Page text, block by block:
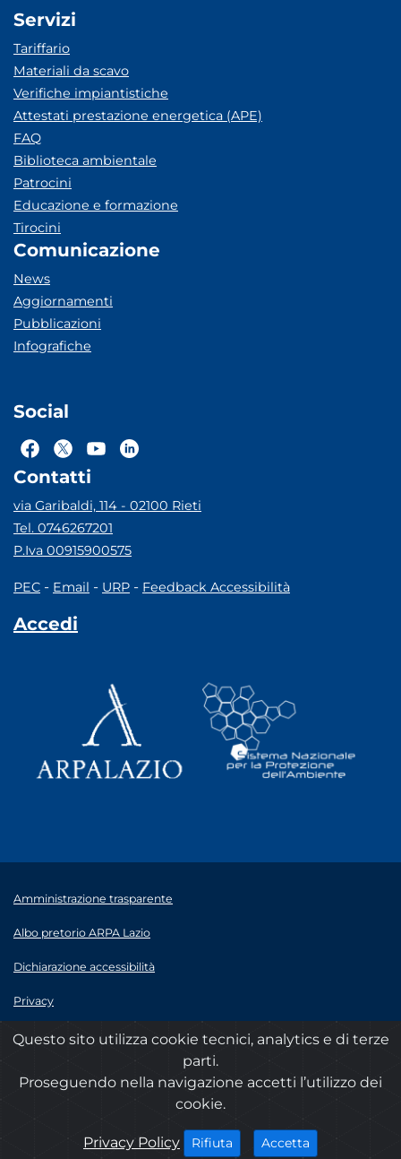
Servizi
Tariffario
Materiali da scavo
Verifiche impiantistiche
Attestati prestazione energetica (APE)
FAQ
Biblioteca ambientale
Patrocini
Educazione e formazione
Tirocini
Comunicazione
News
Aggiornamenti
Pubblicazioni
Infografiche
Social
Contatti
via Garibaldi, 114 - 02100 Rieti
Tel. 0746267201
P.Iva 00915900575
PEC - Email - URP - Feedback Accessibilità
Accedi
Amministrazione trasparente
Albo pretorio ARPA Lazio
Dichiarazione accessibilità
Privacy
Note legali
© 2020 ARPA Lazio - P.Iva 00915900575
Questo sito utilizza cookie tecnici, analytics e di terze
parti.
Proseguendo nella navigazione accetti l’utilizzo dei
cookie.
Privacy Policycookies
Rifiuta i cookiesAccetta